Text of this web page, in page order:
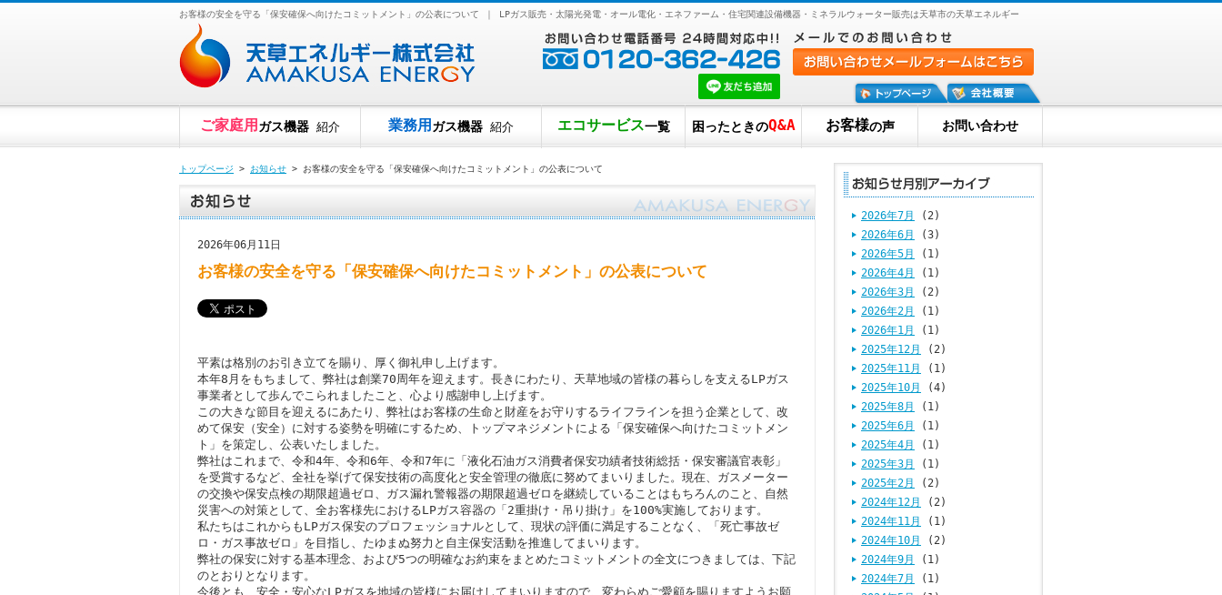
お客様の安全を守る「保安確保へ向けたコミットメント」の公表について ｜ LPガス販売・太陽光発電・オール電化・エネファーム・住宅関連設備機器・ミネラルウォーター販売は天草市の天草エネルギー
ご家庭用 ガス機器 紹介 業務用 ガス機器 紹介 エコサービス一覧 困ったときのQ&A お客様の声 お問い合わせ
トップページ > お知らせ > お客様の安全を守る「保安確保へ向けたコミットメント」の公表について
2026年06月11日
お客様の安全を守る「保安確保へ向けたコミットメント」の公表について
平素は格別のお引き立てを賜り、厚く御礼申し上げます。
本年8月をもちまして、弊社は創業70周年を迎えます。長きにわたり、天草地域の皆様の暮らしを支えるLPガス
事業者として歩んでこられましたこと、心より感謝申し上げます。
この大きな節目を迎えるにあたり、弊社はお客様の生命と財産をお守りするライフラインを担う企業として、改
めて保安（安全）に対する姿勢を明確にするため、トップマネジメントによる「保安確保へ向けたコミットメン
ト」を策定し、公表いたしました。
弊社はこれまで、令和4年、令和6年、令和7年に「液化石油ガス消費者保安功績者技術総括・保安審議官表彰」
を受賞するなど、全社を挙げて保安技術の高度化と安全管理の徹底に努めてまいりました。現在、ガスメーター
の交換や保安点検の期限超過ゼロ、ガス漏れ警報器の期限超過ゼロを継続していることはもちろんのこと、自然
災害への対策として、全お客様先におけるLPガス容器の「2重掛け・吊り掛け」を100%実施しております。
私たちはこれからもLPガス保安のプロフェッショナルとして、現状の評価に満足することなく、「死亡事故ゼ
ロ・ガス事故ゼロ」を目指し、たゆまぬ努力と自主保安活動を推進してまいります。
弊社の保安に対する基本理念、および5つの明確なお約束をまとめたコミットメントの全文につきましては、下記
のとおりとなります。
今後とも、安全・安心なLPガスを地域の皆様にお届けしてまいりますので、変わらぬご愛顧を賜りますようお願
2026年7月
(2)
2026年6月
(3)
2026年5月
(1)
2026年4月
(1)
2026年3月
(2)
2026年2月
(1)
2026年1月
(1)
2025年12月
(2)
2025年11月
(1)
2025年10月
(4)
2025年8月
(1)
2025年6月
(1)
2025年4月
(1)
2025年3月
(1)
2025年2月
(2)
2024年12月
(2)
2024年11月
(1)
2024年10月
(2)
2024年9月
(1)
2024年7月
(1)